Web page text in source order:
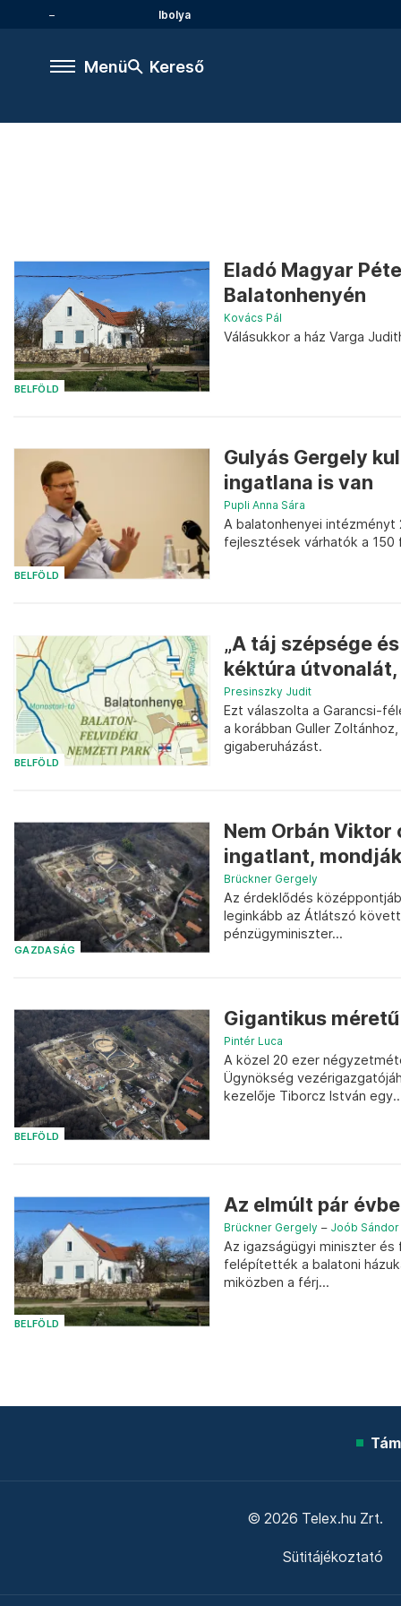
Ibolya
Menü Kereső
BELFÖLD
Eladó Magyar
Balatonhenyén
Kovács Pál
Válásukkor a ház Varga
BELFÖLD
Gulyás Gergely
ingatlana is van
Pupli Anna Sára
A balatonhenyei
fejlesztések várhatók a 150
BELFÖLD
„A táj szépsége
kéktúra
Presinszky Judit
Ezt válaszolta a Garancsi-
a korábban Guller
gigaberuházást.
GAZDASÁG
Nem Orbán
ingatlant,
Brückner Gergely
Az érdeklődés
leginkább az Átlátszó
pénzügyminiszter...
BELFÖLD
Gigantikus
Pintér Luca
A közel 20 ezer
Ügynökség
kezelője Tiborcz István
BELFÖLD
Az elmúlt pár
Brückner Gergely – Joób Sándor
Az igazságügyi miniszter
felépítették a balatoni
miközben a férj...
© 2026 Telex.hu Zrt.
Sütitájékoztató